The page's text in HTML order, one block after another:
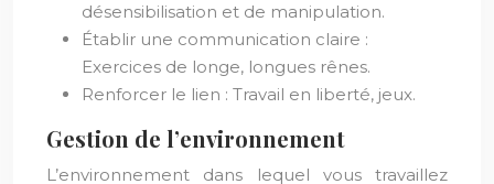
désensibilisation et de manipulation.
Établir une communication claire :
Exercices de longe, longues rênes.
Renforcer le lien : Travail en liberté, jeux.
Gestion de l’environnement
L’environnement dans lequel vous travaillez